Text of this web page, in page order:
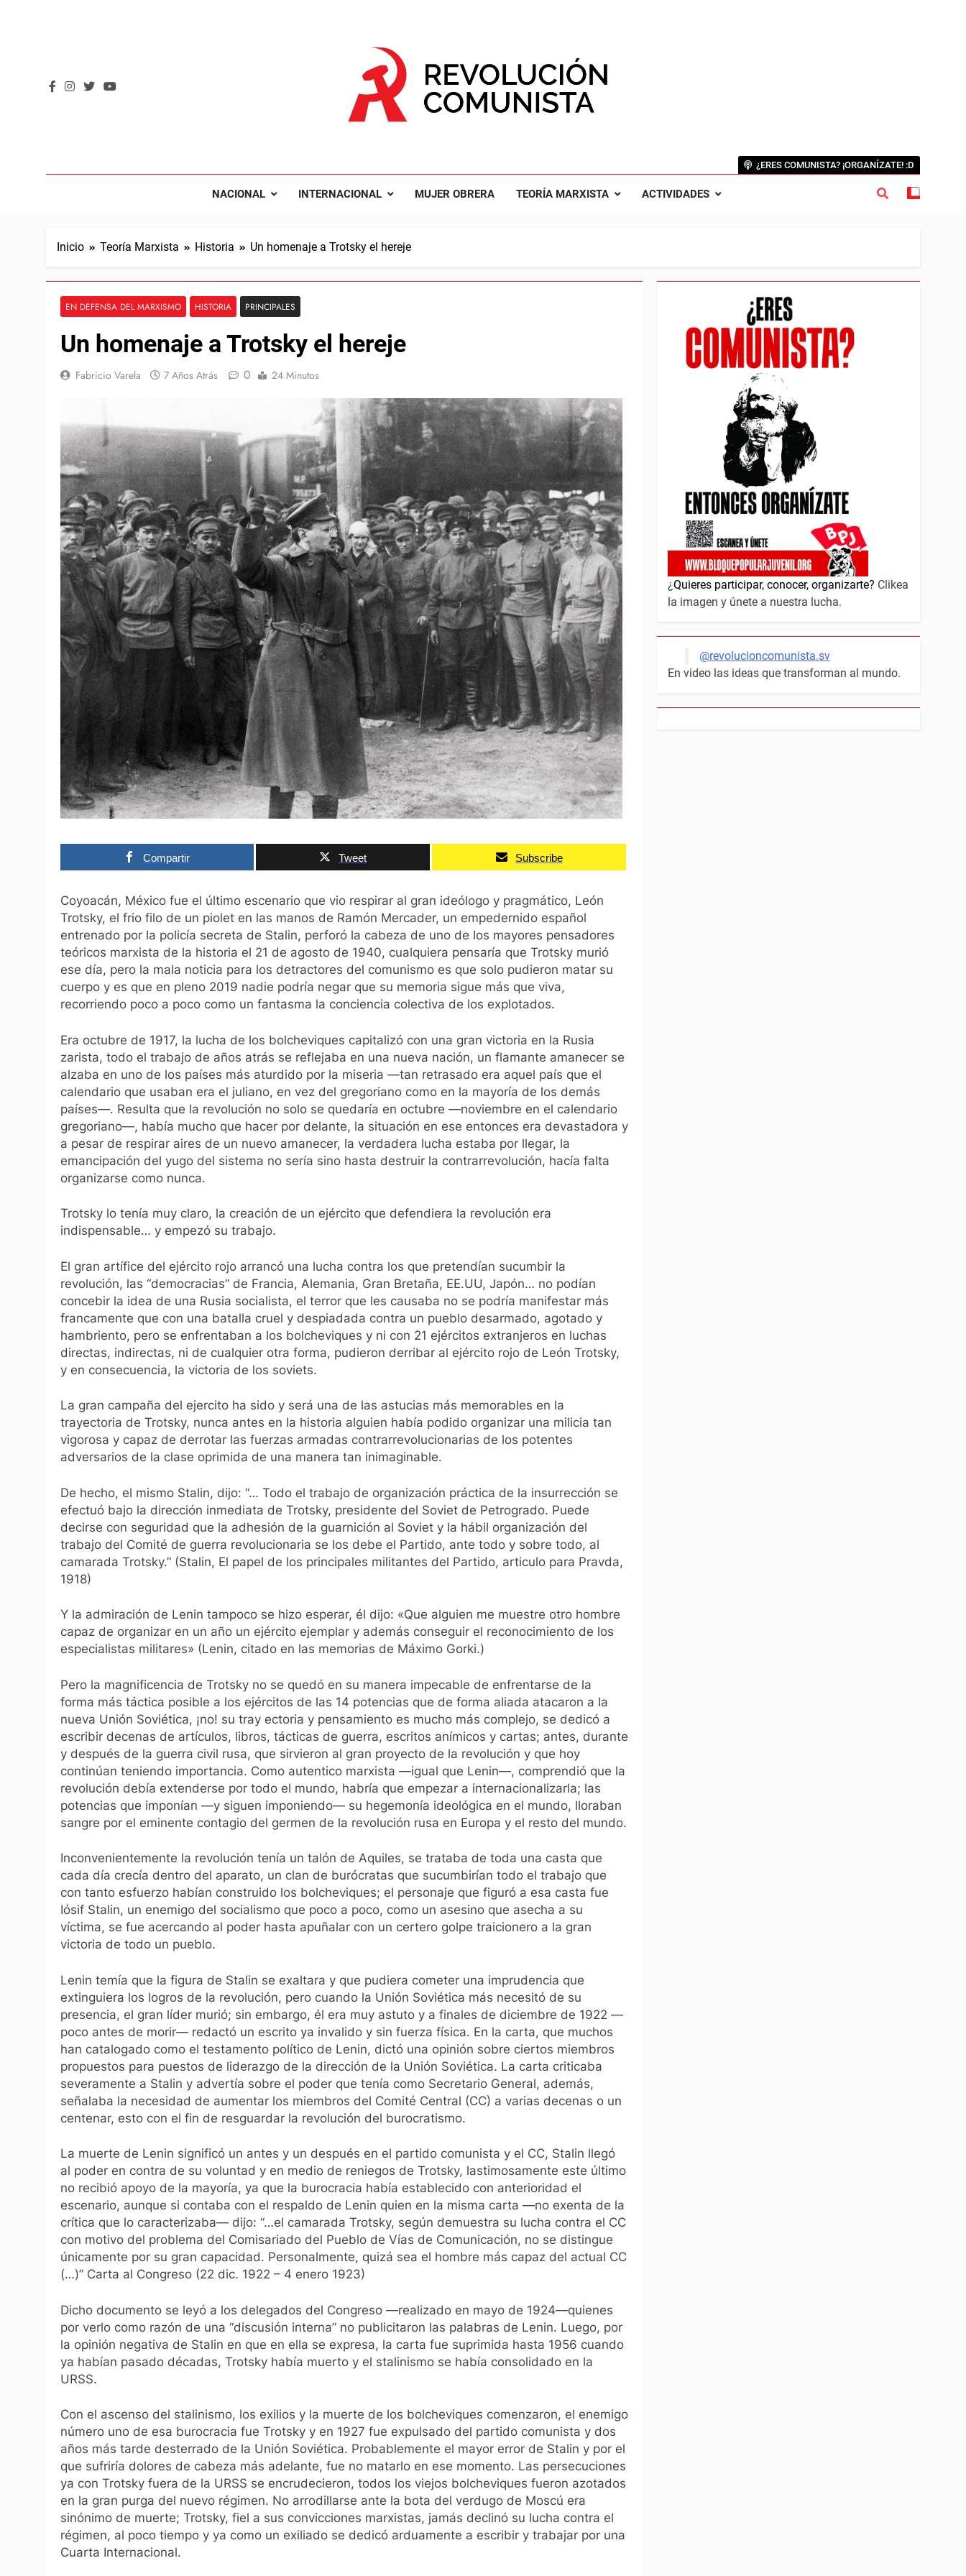
NACIONAL INTERNACIONAL MUJER OBRERA TEORÍA MARXISTA ACTIVIDADES
¿ERES COMUNISTA? ¡ORGANÍZATE! :D
Inicio Teoría Marxista Historia Un homenaje a Trotsky el hereje
EN DEFENSA DEL MARXISMO HISTORIA PRINCIPALES
Un homenaje a Trotsky el hereje
Fabricio Varela 7 Años Atrás 0 24 Minutos
Compartir Tweet Subscribe
Coyoacán, México fue el último escenario que vio respirar al gran ideólogo y pragmático, León
Trotsky, el frio filo de un piolet en las manos de Ramón Mercader, un empedernido español
entrenado por la policía secreta de Stalin, perforó la cabeza de uno de los mayores pensadores
teóricos marxista de la historia el 21 de agosto de 1940, cualquiera pensaría que Trotsky murió
ese día, pero la mala noticia para los detractores del comunismo es que solo pudieron matar su
cuerpo y es que en pleno 2019 nadie podría negar que su memoria sigue más que viva,
recorriendo poco a poco como un fantasma la conciencia colectiva de los explotados.
Era octubre de 1917, la lucha de los bolcheviques capitalizó con una gran victoria en la Rusia
zarista, todo el trabajo de años atrás se reflejaba en una nueva nación, un flamante amanecer se
alzaba en uno de los países más aturdido por la miseria —tan retrasado era aquel país que el
calendario que usaban era el juliano, en vez del gregoriano como en la mayoría de los demás
países—. Resulta que la revolución no solo se quedaría en octubre —noviembre en el calendario
gregoriano—, había mucho que hacer por delante, la situación en ese entonces era devastadora y
a pesar de respirar aires de un nuevo amanecer, la verdadera lucha estaba por llegar, la
emancipación del yugo del sistema no sería sino hasta destruir la contrarrevolución, hacía falta
organizarse como nunca.
Trotsky lo tenía muy claro, la creación de un ejército que defendiera la revolución era
indispensable… y empezó su trabajo.
El gran artífice del ejército rojo arrancó una lucha contra los que pretendían sucumbir la
revolución, las “democracias” de Francia, Alemania, Gran Bretaña, EE.UU, Japón… no podían
concebir la idea de una Rusia socialista, el terror que les causaba no se podría manifestar más
francamente que con una batalla cruel y despiadada contra un pueblo desarmado, agotado y
hambriento, pero se enfrentaban a los bolcheviques y ni con 21 ejércitos extranjeros en luchas
directas, indirectas, ni de cualquier otra forma, pudieron derribar al ejército rojo de León Trotsky,
y en consecuencia, la victoria de los soviets.
La gran campaña del ejercito ha sido y será una de las astucias más memorables en la
trayectoria de Trotsky, nunca antes en la historia alguien había podido organizar una milicia tan
vigorosa y capaz de derrotar las fuerzas armadas contrarrevolucionarias de los potentes
adversarios de la clase oprimida de una manera tan inimaginable.
De hecho, el mismo Stalin, dijo: “… Todo el trabajo de organización práctica de la insurrección se
efectuó bajo la dirección inmediata de Trotsky, presidente del Soviet de Petrogrado. Puede
decirse con seguridad que la adhesión de la guarnición al Soviet y la hábil organización del
trabajo del Comité de guerra revolucionaria se los debe el Partido, ante todo y sobre todo, al
camarada Trotsky.” (Stalin, El papel de los principales militantes del Partido, articulo para Pravda,
1918)
Y la admiración de Lenin tampoco se hizo esperar, él dijo: «Que alguien me muestre otro hombre
capaz de organizar en un año un ejército ejemplar y además conseguir el reconocimiento de los
especialistas militares» (Lenin, citado en las memorias de Máximo Gorki.)
Pero la magnificencia de Trotsky no se quedó en su manera impecable de enfrentarse de la
forma más táctica posible a los ejércitos de las 14 potencias que de forma aliada atacaron a la
nueva Unión Soviética, ¡no! su tray ectoria y pensamiento es mucho más complejo, se dedicó a
escribir decenas de artículos, libros, tácticas de guerra, escritos anímicos y cartas; antes, durante
y después de la guerra civil rusa, que sirvieron al gran proyecto de la revolución y que hoy
continúan teniendo importancia. Como autentico marxista —igual que Lenin—, comprendió que la
revolución debía extenderse por todo el mundo, habría que empezar a internacionalizarla; las
potencias que imponían —y siguen imponiendo— su hegemonía ideológica en el mundo, lloraban
sangre por el eminente contagio del germen de la revolución rusa en Europa y el resto del mundo.
Inconvenientemente la revolución tenía un talón de Aquiles, se trataba de toda una casta que
cada día crecía dentro del aparato, un clan de burócratas que sucumbirían todo el trabajo que
con tanto esfuerzo habían construido los bolcheviques; el personaje que figuró a esa casta fue
Iósif Stalin, un enemigo del socialismo que poco a poco, como un asesino que asecha a su
víctima, se fue acercando al poder hasta apuñalar con un certero golpe traicionero a la gran
victoria de todo un pueblo.
Lenin temía que la figura de Stalin se exaltara y que pudiera cometer una imprudencia que
extinguiera los logros de la revolución, pero cuando la Unión Soviética más necesitó de su
presencia, el gran líder murió; sin embargo, él era muy astuto y a finales de diciembre de 1922 —
poco antes de morir— redactó un escrito ya invalido y sin fuerza física. En la carta, que muchos
han catalogado como el testamento político de Lenin, dictó una opinión sobre ciertos miembros
propuestos para puestos de liderazgo de la dirección de la Unión Soviética. La carta criticaba
severamente a Stalin y advertía sobre el poder que tenía como Secretario General, además,
señalaba la necesidad de aumentar los miembros del Comité Central (CC) a varias decenas o un
centenar, esto con el fin de resguardar la revolución del burocratismo.
La muerte de Lenin significó un antes y un después en el partido comunista y el CC, Stalin llegó
al poder en contra de su voluntad y en medio de reniegos de Trotsky, lastimosamente este último
no recibió apoyo de la mayoría, ya que la burocracia había establecido con anterioridad el
escenario, aunque si contaba con el respaldo de Lenin quien en la misma carta —no exenta de la
crítica que lo caracterizaba— dijo: “…el camarada Trotsky, según demuestra su lucha contra el CC
con motivo del problema del Comisariado del Pueblo de Vías de Comunicación, no se distingue
únicamente por su gran capacidad. Personalmente, quizá sea el hombre más capaz del actual CC
(…)” Carta al Congreso (22 dic. 1922 – 4 enero 1923)
Dicho documento se leyó a los delegados del Congreso —realizado en mayo de 1924—quienes
por verlo como razón de una “discusión interna” no publicitaron las palabras de Lenin. Luego, por
la opinión negativa de Stalin en que en ella se expresa, la carta fue suprimida hasta 1956 cuando
ya habían pasado décadas, Trotsky había muerto y el stalinismo se había consolidado en la
URSS.
Con el ascenso del stalinismo, los exilios y la muerte de los bolcheviques comenzaron, el enemigo
número uno de esa burocracia fue Trotsky y en 1927 fue expulsado del partido comunista y dos
años más tarde desterrado de la Unión Soviética. Probablemente el mayor error de Stalin y por el
que sufriría dolores de cabeza más adelante, fue no matarlo en ese momento. Las persecuciones
ya con Trotsky fuera de la URSS se encrudecieron, todos los viejos bolcheviques fueron azotados
en la gran purga del nuevo régimen. No arrodillarse ante la bota del verdugo de Moscú era
sinónimo de muerte; Trotsky, fiel a sus convicciones marxistas, jamás declinó su lucha contra el
régimen, al poco tiempo y ya como un exiliado se dedicó arduamente a escribir y trabajar por una
Cuarta Internacional.
¿Quieres participar, conocer, organizarte? Clikea
la imagen y únete a nuestra lucha.
@revolucioncomunista.sv
En video las ideas que transforman al mundo.